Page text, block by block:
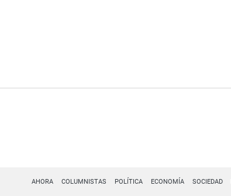
AHORA COLUMNISTAS POLÍTICA ECONOMÍA SOCIEDAD